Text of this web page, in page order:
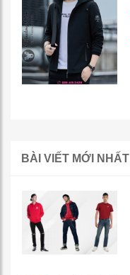
BÀI VIẾT MỚI NHẤT